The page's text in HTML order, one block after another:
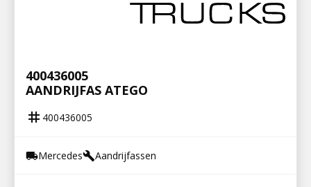
400436005
AANDRIJFAS ATEGO
tag 400436005
local_shippingMercedesbuildAandrijfassen